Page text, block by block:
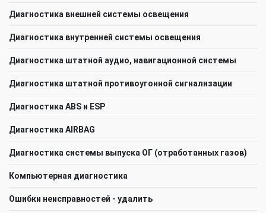
Диагностика внешней системы освещения
Диагностика внутренней системы освещения
Диагностика штатной аудио, навигационной системы
Диагностика штатной противоугонной сигнализации
Диагностика ABS и ESP
Диагностика AIRBAG
Диагностика системы выпуска ОГ (отработанных газов)
Компьютерная диагностика
Ошибки неисправностей - удалить